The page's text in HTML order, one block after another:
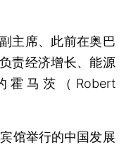
席、此前在奥巴
责经济增长、能源
马茨（Robert
举行的中国发展